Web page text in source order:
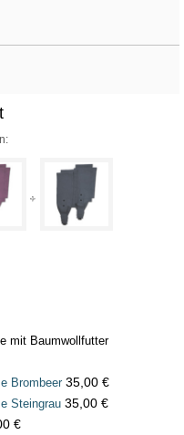
mit Baumwollfutter
Brombeer 35,00 €
Steingrau 35,00 €
€